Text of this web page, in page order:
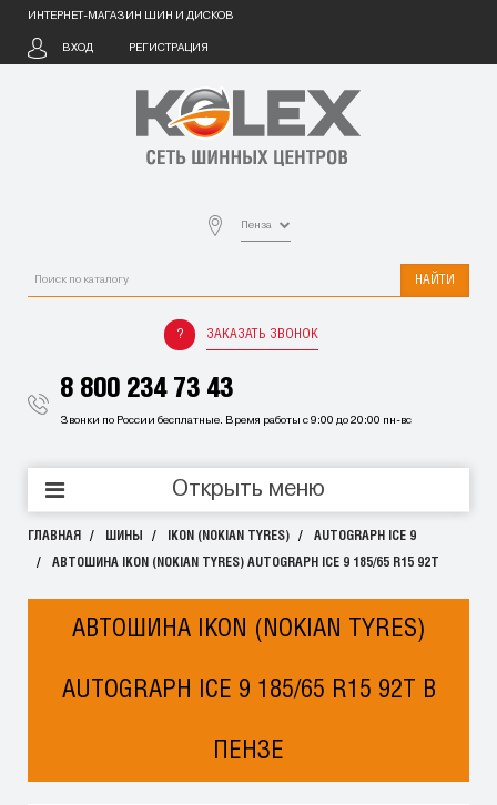
ИНТЕРНЕТ-МАГАЗИН ШИН И ДИСКОВ
ВХОД РЕГИСТРАЦИЯ
Пенза
НАЙТИ
ЗАКАЗАТЬ ЗВОНОК
8 800 234 73 43
Звонки по России бесплатные. Время работы с 9:00 до 20:00 пн-вс
Открыть меню
ГЛАВНАЯ ШИНЫ IKON (NOKIAN TYRES) AUTOGRAPH ICE 9
АВТОШИНА IKON (NOKIAN TYRES) AUTOGRAPH ICE 9 185/65 R15 92T
АВТОШИНА IKON (NOKIAN TYRES)
AUTOGRAPH ICE 9 185/65 R15 92T В
ПЕНЗЕ